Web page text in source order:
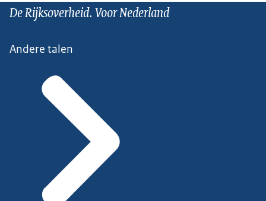
De Rijksoverheid. Voor Nederland
Andere talen